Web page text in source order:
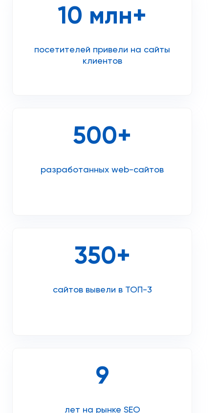
10 млн+
посетителей привели на сайты
клиентов
500+
разработанных web-сайтов
350+
сайтов вывели в ТОП-3
9
лет на рынке SEO